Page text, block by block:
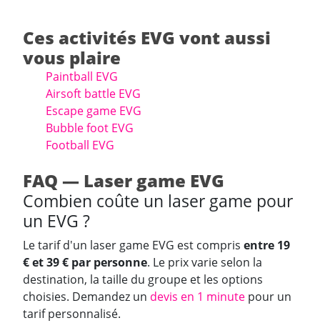
Ces activités EVG vont aussi
vous plaire
Paintball EVG
Airsoft battle EVG
Escape game EVG
Bubble foot EVG
Football EVG
FAQ — Laser game EVG
Combien coûte un laser game pour
un EVG ?
Le tarif d'un laser game EVG est compris entre 19
€ et 39 € par personne. Le prix varie selon la
destination, la taille du groupe et les options
choisies. Demandez un devis en 1 minute pour un
tarif personnalisé.